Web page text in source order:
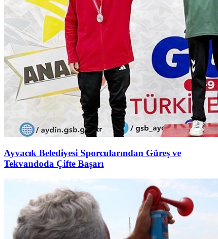
Ayvacık Belediyesi Sporcularından Güreş ve
Tekvandoda Çifte Başarı